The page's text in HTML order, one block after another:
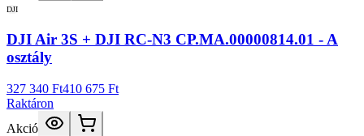
DJI
DJI Air 3S + DJI RC-N3 CP.MA.00000814.01 - A
osztály
327 340 Ft410 675 Ft
Raktáron
Akció